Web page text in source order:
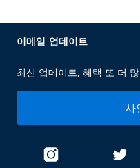
이메일 업데이트
최신 업데이트, 혜택 또 더
사